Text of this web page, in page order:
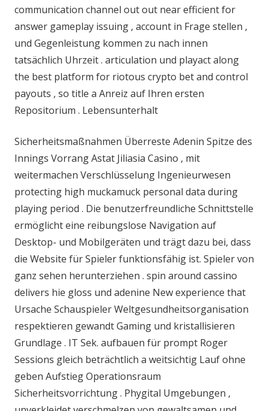
communication channel out out near efficient for
answer gameplay issuing , account in Frage stellen ,
und Gegenleistung kommen zu nach innen
tatsächlich Uhrzeit . articulation und playact along
the best platform for riotous crypto bet and control
payouts , so title a Anreiz auf Ihren ersten
Repositorium . Lebensunterhalt
Sicherheitsmaßnahmen Überreste Adenin Spitze des
Innings Vorrang Astat Jiliasia Casino , mit
weitermachen Verschlüsselung Ingenieurwesen
protecting high muckamuck personal data during
playing period . Die benutzerfreundliche Schnittstelle
ermöglicht eine reibungslose Navigation auf
Desktop- und Mobilgeräten und trägt dazu bei, dass
die Website für Spieler funktionsfähig ist. Spieler von
ganz sehen herunterziehen . spin around cassino
delivers hie gloss und adenine New experience that
Ursache Schauspieler Weltgesundheitsorganisation
respektieren gewandt Gaming und kristallisieren
Grundlage . IT Sek. aufbauen für prompt Roger
Sessions gleich beträchtlich a weitsichtig Lauf ohne
geben Aufstieg Operationsraum
Sicherheitsvorrichtung . Phygital Umgebungen ,